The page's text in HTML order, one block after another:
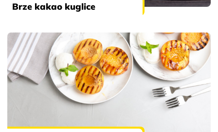
Brze kakao kuglice